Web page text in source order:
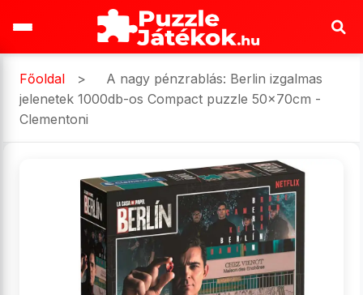
Főoldal >
A nagy pénzrablás: Berlin izgalmas
jelenetek 1000db-os Compact puzzle 50x70cm -
Clementoni